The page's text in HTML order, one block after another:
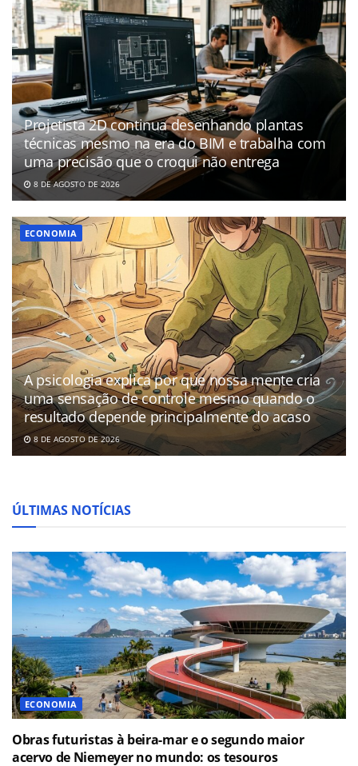
Projetista 2D continua desenhando plantas
técnicas mesmo na era do BIM e trabalha com
uma precisão que o croqui não entrega
8 DE AGOSTO DE 2026
ECONOMIA
A psicologia explica por que nossa mente cria
uma sensação de controle mesmo quando o
resultado depende principalmente do acaso
8 DE AGOSTO DE 2026
ÚLTIMAS NOTÍCIAS
ECONOMIA
Obras futuristas à beira-mar e o segundo maior
acervo de Niemeyer no mundo: os tesouros